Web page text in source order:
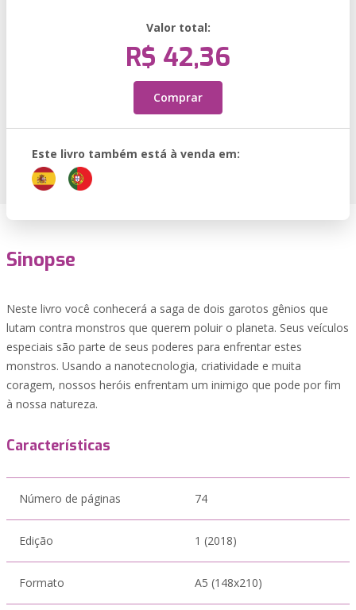
Valor total:
R$ 42,36
Comprar
Este livro também está à venda em:
Sinopse
Neste livro você conhecerá a saga de dois garotos gênios que
lutam contra monstros que querem poluir o planeta. Seus veículos
especiais são parte de seus poderes para enfrentar estes
monstros. Usando a nanotecnologia, criatividade e muita
coragem, nossos heróis enfrentam um inimigo que pode por fim
à nossa natureza.
Características
Número de páginas 74
Edição 1 (2018)
Formato A5 (148x210)